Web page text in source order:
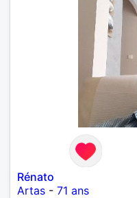
Rénato
Artas - 71 ans